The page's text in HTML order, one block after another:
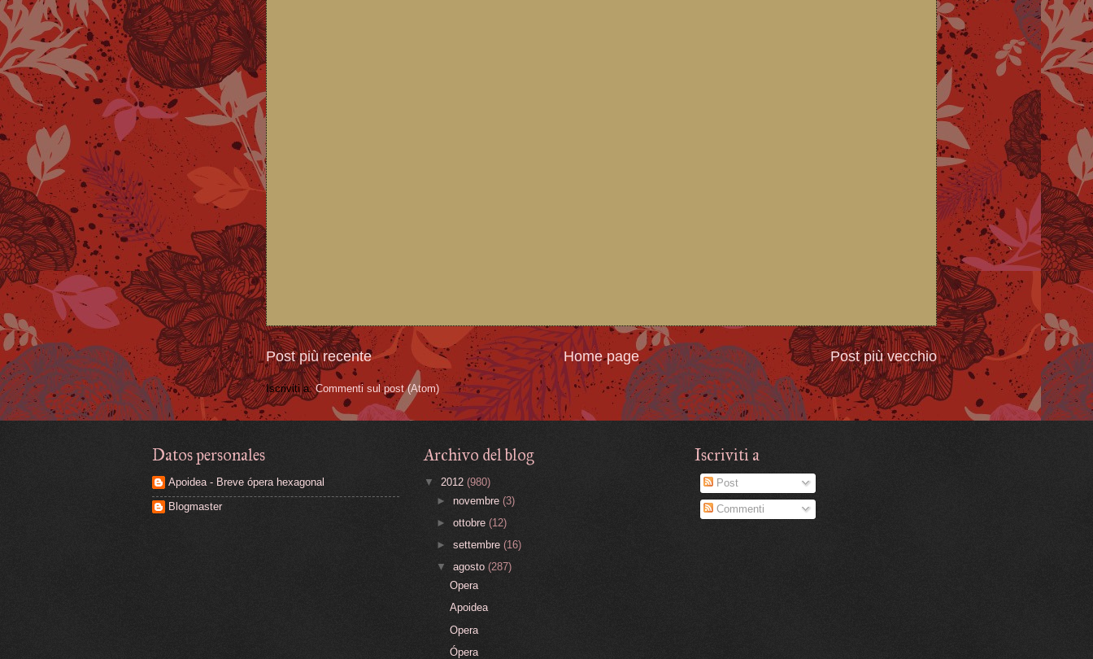
Post più recente Post più vecchio
Home page
Iscriviti a:Commenti sul post (Atom)
Datos personales
Apoidea - Breve ópera hexagonal
Blogmaster
Archivo del blog
▼ 2012 (980)
►novembre(3)
►ottobre(12)
►settembre(16)
▼agosto(287)
Opera
Apoidea
Opera
Ópera
Iscriviti a
Post
Commenti